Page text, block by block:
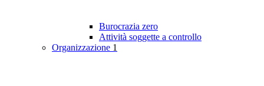
Burocrazia zero
Attività soggette a controllo
Organizzazione 1